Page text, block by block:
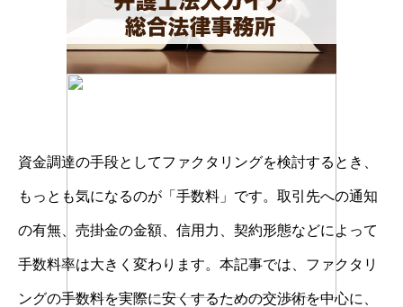
資金調達の手段としてファクタリングを検討するとき、
もっとも気になるのが「手数料」です。取引先への通知
の有無、売掛金の金額、信用力、契約形態などによって
手数料率は大きく変わります。本記事では、ファクタリ
ングの手数料を実際に安くするための交渉術を中心に、